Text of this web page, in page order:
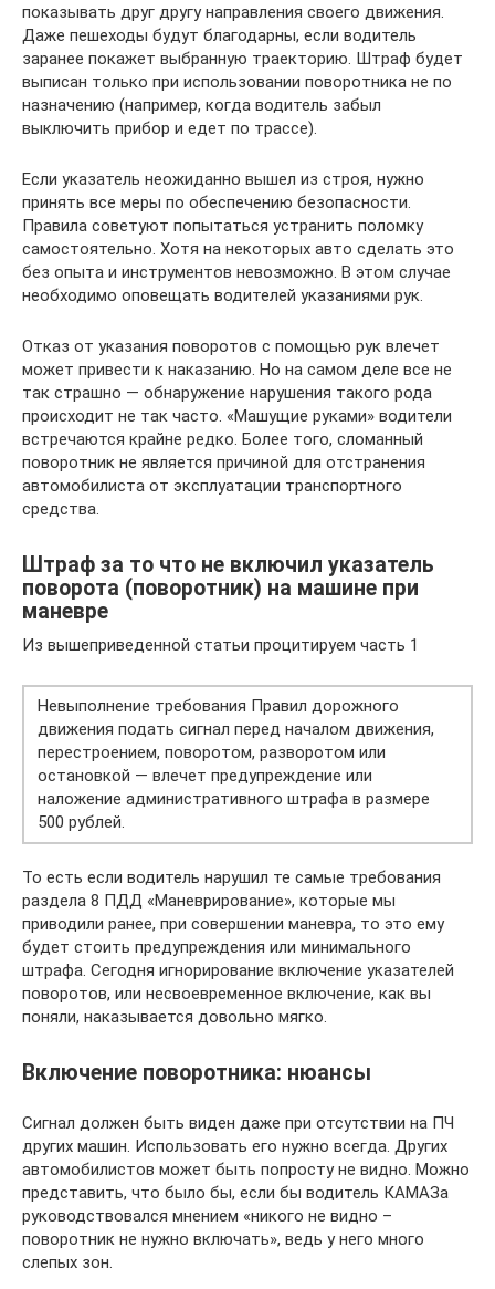
показывать друг другу направления своего движения.
Даже пешеходы будут благодарны, если водитель
заранее покажет выбранную траекторию. Штраф будет
выписан только при использовании поворотника не по
назначению (например, когда водитель забыл
выключить прибор и едет по трассе).
Если указатель неожиданно вышел из строя, нужно
принять все меры по обеспечению безопасности.
Правила советуют попытаться устранить поломку
самостоятельно. Хотя на некоторых авто сделать это
без опыта и инструментов невозможно. В этом случае
необходимо оповещать водителей указаниями рук.
Отказ от указания поворотов с помощью рук влечет
может привести к наказанию. Но на самом деле все не
так страшно — обнаружение нарушения такого рода
происходит не так часто. «Машущие руками» водители
встречаются крайне редко. Более того, сломанный
поворотник не является причиной для отстранения
автомобилиста от эксплуатации транспортного
средства.
Штраф за то что не включил указатель
поворота (поворотник) на машине при
маневре
Из вышеприведенной статьи процитируем часть 1
Невыполнение требования Правил дорожного
движения подать сигнал перед началом движения,
перестроением, поворотом, разворотом или
остановкой — влечет предупреждение или
наложение административного штрафа в размере
500 рублей.
То есть если водитель нарушил те самые требования
раздела 8 ПДД «Маневрирование», которые мы
приводили ранее, при совершении маневра, то это ему
будет стоить предупреждения или минимального
штрафа. Сегодня игнорирование включение указателей
поворотов, или несвоевременное включение, как вы
поняли, наказывается довольно мягко.
Включение поворотника: нюансы
Сигнал должен быть виден даже при отсутствии на ПЧ
других машин. Использовать его нужно всегда. Других
автомобилистов может быть попросту не видно. Можно
представить, что было бы, если бы водитель КАМАЗа
руководствовался мнением «никого не видно –
поворотник не нужно включать», ведь у него много
слепых зон.